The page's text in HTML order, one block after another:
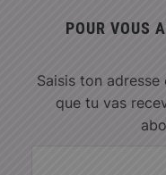
POUR VOUS
Saisis ton
que tu vas